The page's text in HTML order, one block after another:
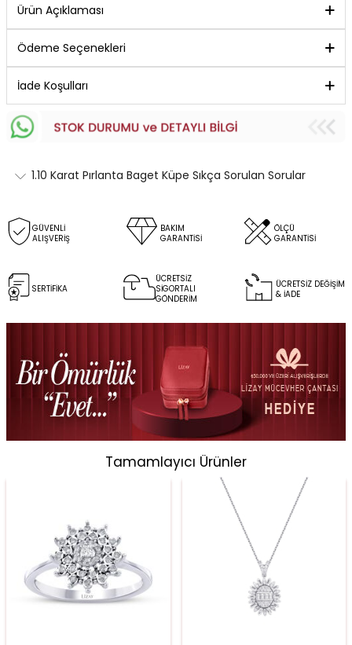
Ürün Açıklaması
Ödeme Seçenekleri
İade Koşulları
1.10 Karat Pırlanta Baget Küpe Sıkça Sorulan Sorular
GÜVENLİ
ALIŞVERİŞ
BAKIM
GARANTİSİ
ÖLÇÜ
GARANTİSİ
SERTİFİKA
ÜCRETSİZ
SİGORTALI
GÖNDERİM
ÜCRETSİZ DEĞİŞİM
& İADE
Tamamlayıcı Ürünler